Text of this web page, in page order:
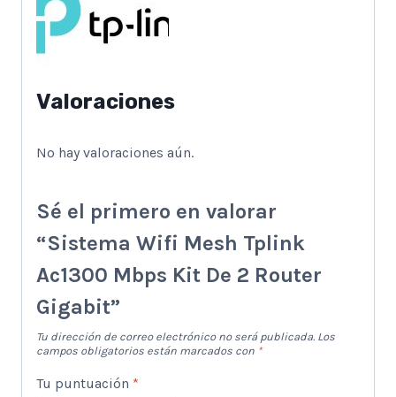
Valoraciones
No hay valoraciones aún.
Sé el primero en valorar
“Sistema Wifi Mesh Tplink
Ac1300 Mbps Kit De 2 Router
Gigabit”
Tu dirección de correo electrónico no será publicada. Los
campos obligatorios están marcados con *
Tu puntuación *